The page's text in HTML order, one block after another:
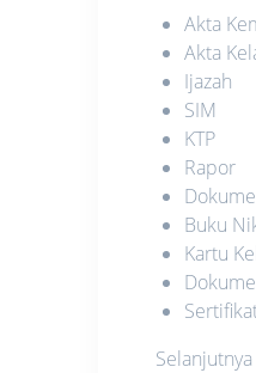
Akta
Akta
Ijazah
SIM
KTP
Rapor
Buku
Kartu